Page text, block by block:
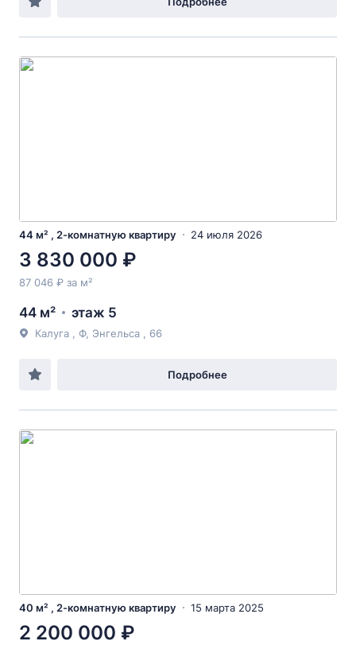
44 м² , 2-комнатную квартиру 24 июля 2026
3 830 000 ₽
87 046 ₽ за м²
44 м² этаж 5
Калуга , Ф, Энгельса , 66
Подробнее
40 м² , 2-комнатную квартиру 15 марта 2025
2 200 000 ₽